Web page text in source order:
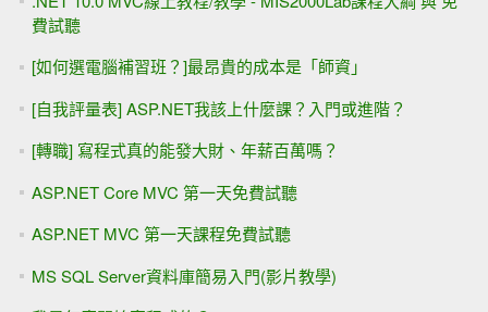
費試聽
[如何選電腦補習班？]最昂貴的成本是「師資」
[自我評量表] ASP.NET我該上什麼課？入門或進階？
[轉職] 寫程式真的能發大財、年薪百萬嗎？
ASP.NET Core MVC 第一天免費試聽
ASP.NET MVC 第一天課程免費試聽
MS SQL Server資料庫簡易入門(影片教學)